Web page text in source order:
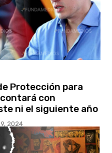
Protección para
con
ni el siguiente año
2024